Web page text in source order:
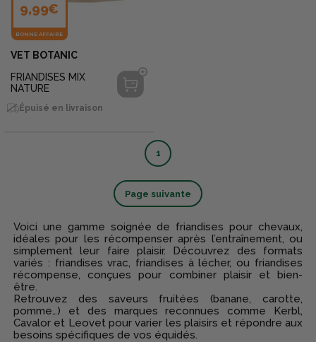
9,99€
BONNE AFFAIRE
VET BOTANIC
FRIANDISES MIX
NATURE
Épuisé en livraison
1
Page suivante
Voici une gamme soignée de friandises pour chevaux,
idéales pour les récompenser après l’entraînement, ou
simplement leur faire plaisir. Découvrez des formats
variés : friandises vrac, friandises à lécher, ou friandises
récompense, conçues pour combiner plaisir et bien-
être.
Retrouvez des saveurs fruitées (banane, carotte,
pomme…) et des marques reconnues comme Kerbl,
Cavalor et Leovet pour varier les plaisirs et répondre aux
besoins spécifiques de vos équidés.